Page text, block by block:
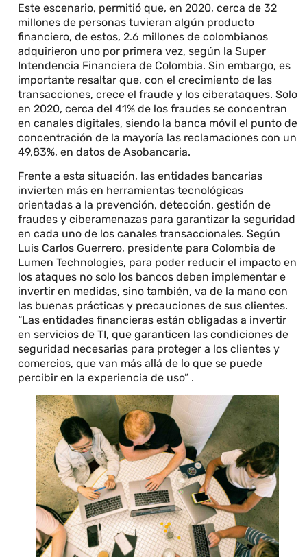
Este escenario, permitió que, en 2020, cerca de 32
millones de personas tuvieran algún producto
financiero, de estos, 2.6 millones de colombianos
adquirieron uno por primera vez, según la Super
Intendencia Financiera de Colombia. Sin embargo, es
importante resaltar que, con el crecimiento de las
transacciones, crece el fraude y los ciberataques. Solo
en 2020, cerca del 41% de los fraudes se concentran
en canales digitales, siendo la banca móvil el punto de
concentración de la mayoría las reclamaciones con un
49,83%, en datos de Asobancaria.
Frente a esta situación, las entidades bancarias
invierten más en herramientas tecnológicas
orientadas a la prevención, detección, gestión de
fraudes y ciberamenazas para garantizar la seguridad
en cada uno de los canales transaccionales. Según
Luis Carlos Guerrero, presidente para Colombia de
Lumen Technologies, para poder reducir el impacto en
los ataques no solo los bancos deben implementar e
invertir en medidas, sino también, va de la mano con
las buenas prácticas y precauciones de sus clientes.
“Las entidades financieras están obligadas a invertir
en servicios de TI, que garanticen las condiciones de
seguridad necesarias para proteger a los clientes y
comercios, que van más allá de lo que se puede
percibir en la experiencia de uso” .